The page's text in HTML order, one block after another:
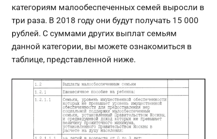
категориям малообеспеченных семей выросли в
три раза. В 2018 году они будут получать 15 000
рублей. С суммами других выплат семьям
данной категории, вы можете ознакомиться в
таблице, представленной ниже.